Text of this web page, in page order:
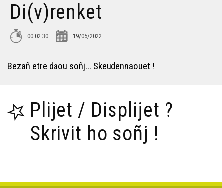
Di(v)renket
00:02:30 19/05/2022
Bezañ etre daou soñj... Skeudennaouet !
Plijet / Displijet ?
Skrivit ho soñj !